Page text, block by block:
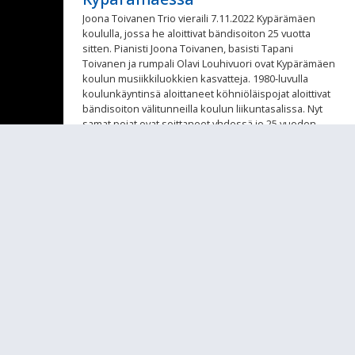
Joona Toivanen Trio vieraili 7.11.2022 Kypärämäen
koululla, jossa he aloittivat bändisoiton 25 vuotta
sitten. Pianisti Joona Toivanen, basisti Tapani
Toivanen ja rumpali Olavi Louhivuori ovat Kypärämäen
koulun musiikkiluokkien kasvatteja. 1980-luvulla
koulunkäyntinsä aloittaneet köhniöläispojat aloittivat
bändisoiton välitunneilla koulun liikuntasalissa. Nyt
samat pojat ovat soittaneet yhdessä jo 25 vuoden